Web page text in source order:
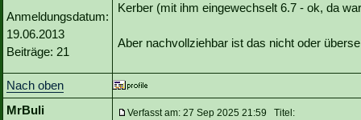
Anmeldungsdatum:
19.06.2013
Beiträge: 21
Kerber (mit ihm eingewechselt 6.7 - ok, da
Aber nachvollziehbar ist das nicht oder
Nach oben
MrBuli
Verfasst am: 27 Sep 2025 21:59 Titel: